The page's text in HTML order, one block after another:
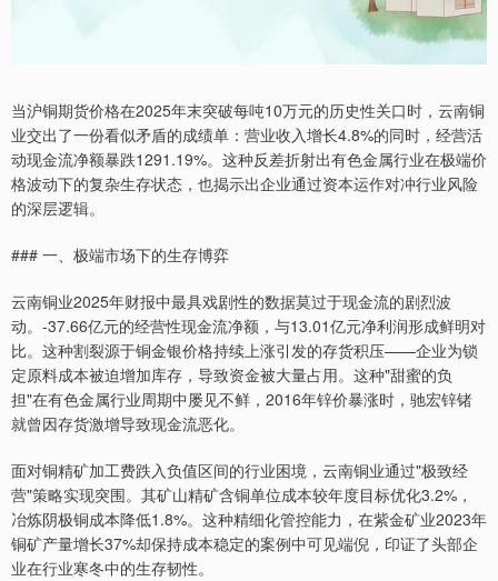
当沪铜期货价格在2025年末突破每吨10万元的历史性关口时，云南铜
业交出了一份看似矛盾的成绩单：营业收入增长4.8%的同时，经营活
动现金流净额暴跌1291.19%。这种反差折射出有色金属行业在极端价
格波动下的复杂生存状态，也揭示出企业通过资本运作对冲行业风险
的深层逻辑。
### 一、极端市场下的生存博弈
云南铜业2025年财报中最具戏剧性的数据莫过于现金流的剧烈波
动。-37.66亿元的经营性现金流净额，与13.01亿元净利润形成鲜明对
比。这种割裂源于铜金银价格持续上涨引发的存货积压——企业为锁
定原料成本被迫增加库存，导致资金被大量占用。这种"甜蜜的负
担"在有色金属行业周期中屡见不鲜，2016年锌价暴涨时，驰宏锌锗
就曾因存货激增导致现金流恶化。
面对铜精矿加工费跌入负值区间的行业困境，云南铜业通过"极致经
营"策略实现突围。其矿山精矿含铜单位成本较年度目标优化3.2%，
冶炼阴极铜成本降低1.8%。这种精细化管控能力，在紫金矿业2023年
铜矿产量增长37%却保持成本稳定的案例中可见端倪，印证了头部企
业在行业寒冬中的生存韧性。